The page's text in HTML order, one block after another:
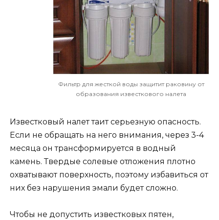
Фильтр для жесткой воды защитит раковину от
образования известкового налета
Известковый налет таит серьезную опасность.
Если не обращать на него внимания, через 3-4
месяца он трансформируется в водный
камень. Твердые солевые отложения плотно
охватывают поверхность, поэтому избавиться от
них без нарушения эмали будет сложно.
Чтобы не допустить известковых пятен,